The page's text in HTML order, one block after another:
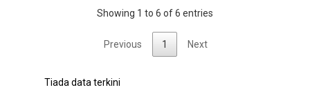
Showing 1 to 6 of 6 entries
Previous 1 Next
Tiada data terkini